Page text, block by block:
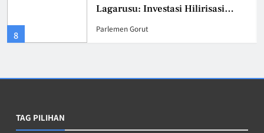
Lagarusu: Investasi Hilirisasi
Ayam Rp1,4 Triliun Jadi Penopang
Target Makro Ekonomi Gorontalo
Parlemen Gorut
TAG PILIHAN